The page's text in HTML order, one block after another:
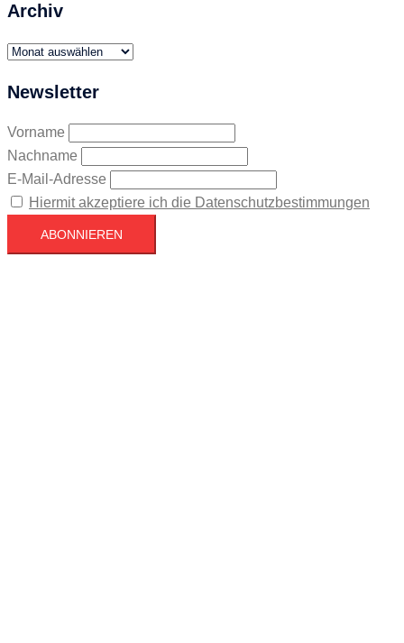
Archiv
Archiv
Newsletter
Vorname
Nachname
E-Mail-Adresse
Hiermit akzeptiere ich die Datenschutzbestimmungen